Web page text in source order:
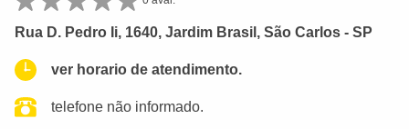
Rua D. Pedro Ii, 1640, Jardim Brasil, São Carlos - SP
ver horario de atendimento.
telefone não informado.